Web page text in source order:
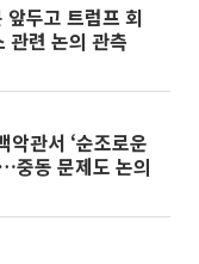
두고 트럼프 회
련 논의 관측
악관서 ‘순조로운
중동 문제도 논의